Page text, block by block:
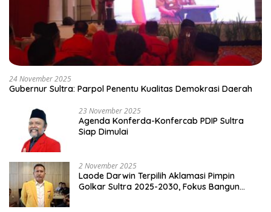
24 November 2025
Gubernur Sultra: Parpol Penentu Kualitas Demokrasi Daerah
23 November 2025
Agenda Konferda-Konfercab PDIP Sultra
Siap Dimulai
2 November 2025
Laode Darwin Terpilih Aklamasi Pimpin
Golkar Sultra 2025-2030, Fokus Bangun